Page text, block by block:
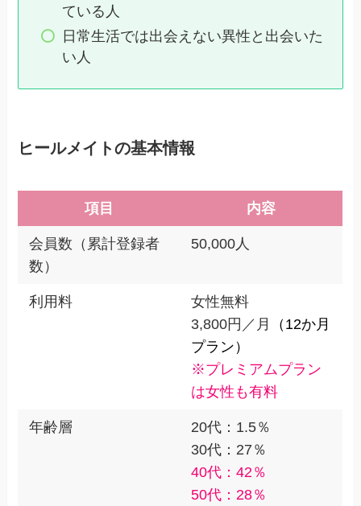
ている人
日常生活では出会えない異性と出会いた
い人
ヒールメイトの基本情報
項目 内容
会員数（累計登録者
数）
50,000人
利用料
女性無料
3,800円／月
（12か月
プラン）
※プレミアムプラン
は女性も有料
年齢層
20代：1.5％
30代：27％
40代：42％
50代：28％